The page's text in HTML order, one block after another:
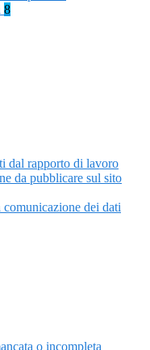
8
dal rapporto di lavoro
da pubblicare sul sito
comunicazione dei dati
o incompleta